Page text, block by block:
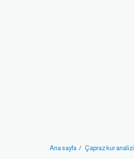
Ana sayfa Çapraz kur analizi